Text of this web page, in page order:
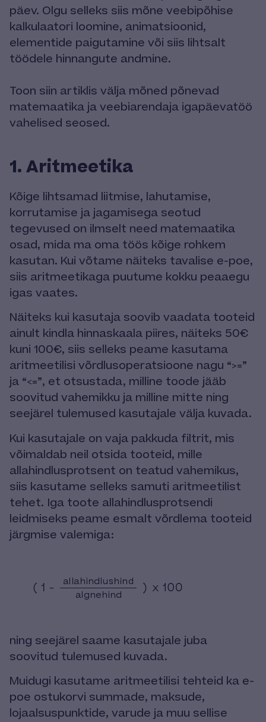
päev. Olgu selleks siis mõne veebipõhise
kalkulaatori loomine, animatsioonid,
elementide paigutamine või siis lihtsalt
töödele hinnangute andmine.
Toon siin artiklis välja mõned põnevad
matemaatika ja veebiarendaja igapäevatöö
vahelised seosed.
1. Aritmeetika
Kõige lihtsamad liitmise, lahutamise,
korrutamise ja jagamisega seotud
tegevused on ilmselt need matemaatika
osad, mida ma oma töös kõige rohkem
kasutan. Kui võtame näiteks tavalise e-poe,
siis aritmeetikaga puutume kokku peaaegu
igas vaates.
Näiteks kui kasutaja soovib vaadata tooteid
ainult kindla hinnaskaala piires, näiteks 50€
kuni 100€, siis selleks peame kasutama
aritmeetilisi võrdlusoperatsioone nagu “>=”
ja “<=”, et otsustada, milline toode jääb
soovitud vahemikku ja milline mitte ning
seejärel tulemused kasutajale välja kuvada.
Kui kasutajale on vaja pakkuda filtrit, mis
võimaldab neil otsida tooteid, mille
allahindlusprotsent on teatud vahemikus,
siis kasutame selleks samuti aritmeetilist
tehet. Iga toote allahindlusprotsendi
leidmiseks peame esmalt võrdlema tooteid
järgmise valemiga:
ning seejärel saame kasutajale juba
soovitud tulemused kuvada.
Muidugi kasutame aritmeetilisi tehteid ka e-
poe ostukorvi summade, maksude,
lojaalsuspunktide, varude ja muu sellise